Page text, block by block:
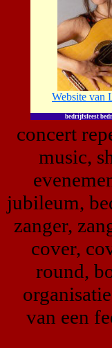
Website van
bedrijfsfeest
concert
music,
jubileum,
zanger,
cover,
round,
van een